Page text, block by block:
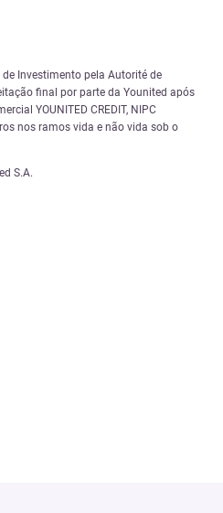
Investimento pela Autorité de
final por parte da Younited após
YOUNITED CREDIT, NIPC
nos ramos vida e não vida sob o
S.A.